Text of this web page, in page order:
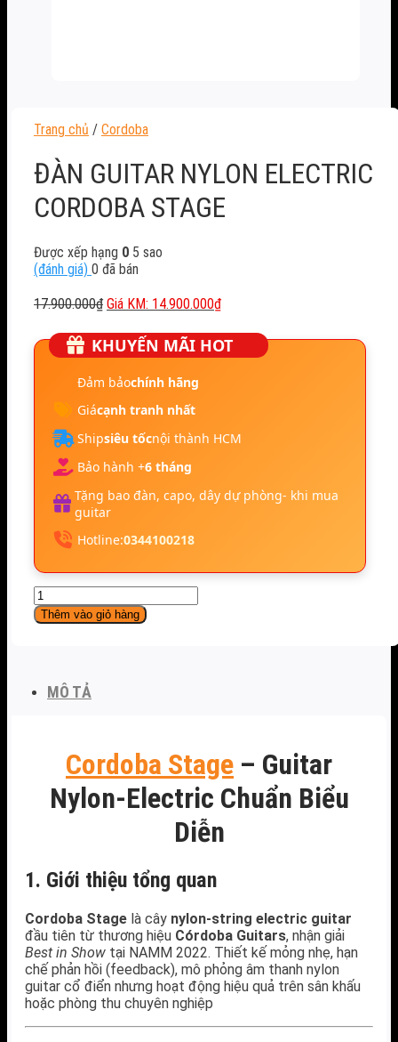
Trang chủ / Cordoba
ĐÀN GUITAR NYLON ELECTRIC
CORDOBA STAGE
Được xếp hạng 0 5 sao
(đánh giá) 0 đã bán
17.900.000₫ Giá
là:
17.900.000₫.
14.900.000₫Giá
tại
là:
KHUYẾN MÃI HOT
Đảm bảochính hãng
Giácạnh tranh nhất
Shipsiêu tốcnội thành HCM
Bảo hành +6 tháng
Tặng bao đàn, capo, dây dự phòng- khi mua
guitar
Hotline:0344100218
Đàn
Guitar
Nylon
số
Thêm vào giỏ hàng
MÔ TẢ
Cordoba Stage – Guitar
Nylon-Electric Chuẩn Biểu
Diễn
1. Giới thiệu tổng quan
Cordoba Stage là cây nylon‑string electric guitar
đầu tiên từ thương hiệu Córdoba Guitars, nhận giải
Best in Show tại NAMM 2022. Thiết kế mỏng nhẹ, hạn
chế phản hồi (feedback), mô phỏng âm thanh nylon
guitar cổ điển nhưng hoạt động hiệu quả trên sân khấu
hoặc phòng thu chuyên nghiệp